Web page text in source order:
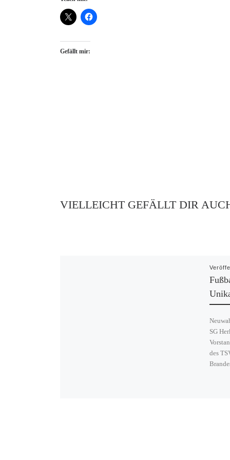
Gefällt mir:
VIELLEICHT GEFÄLLT DIR
SG
des